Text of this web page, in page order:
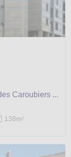
Caroubiers ...
138m2